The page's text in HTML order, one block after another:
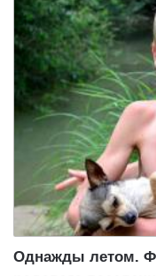
Однажды летом.